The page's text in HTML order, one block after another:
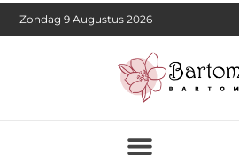
Zondag 9 Augustus 2026